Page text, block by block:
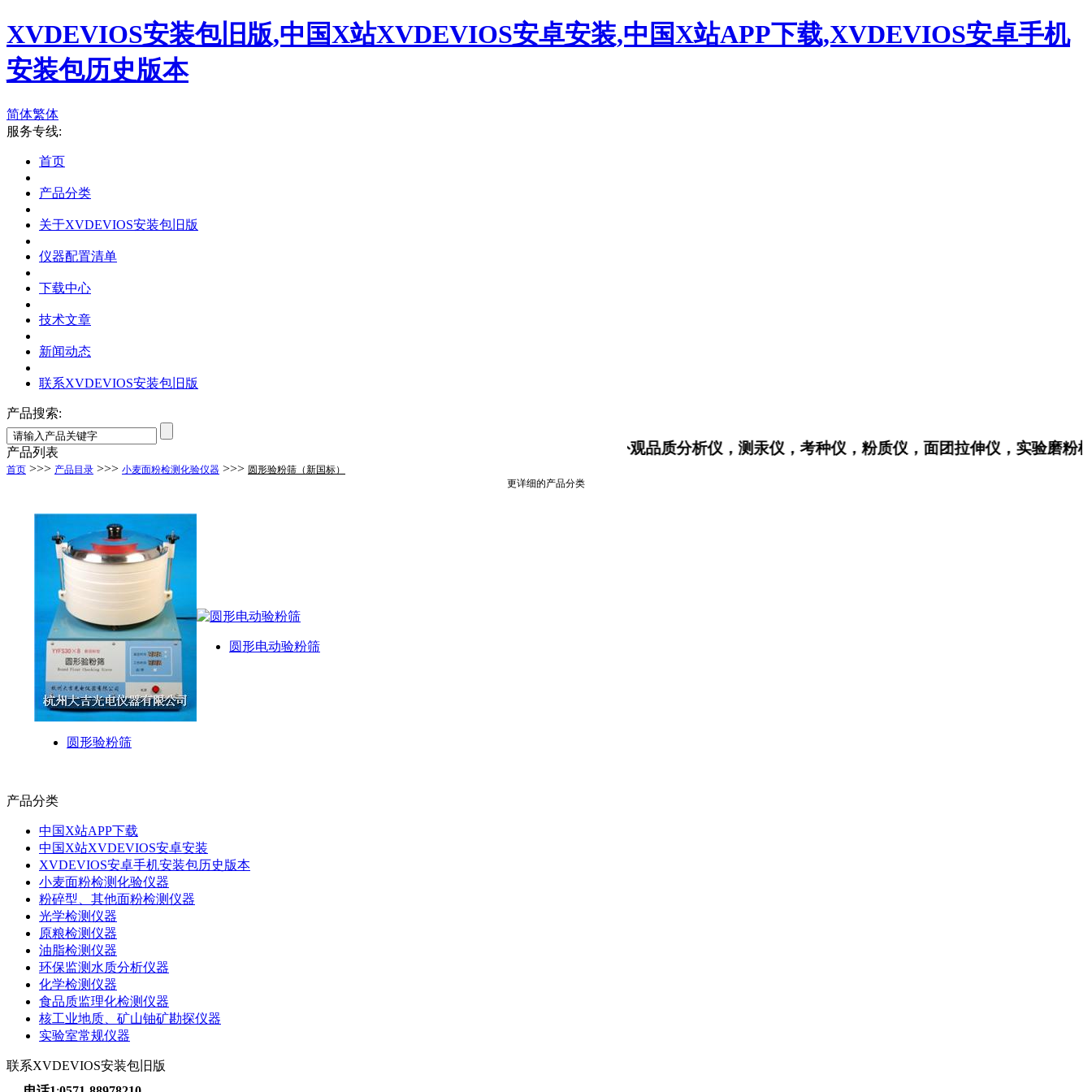
XVDEVIOS安装包旧版,中国X站XVDEVIOS安卓安装,中国X站APP下载,XVDEVIOS安卓手机
安装包历史版本
简体繁体
服务专线:
首页
产品分类
关于XVDEVIOS安装包旧版
仪器配置清单
下载中心
技术文章
新闻动态
联系XVDEVIOS安装包旧版
产品搜索:
大米食味计，大米外观品质分析仪，测汞仪，考种仪，粉质仪，面团拉伸仪，实验磨粉机
产品列表
首页 >>> 产品目录 >>> 小麦面粉检测化验仪器 >>> 圆形验粉筛（新国标）
更详细的产品分类
圆形验粉筛
圆形电动验粉筛
产品分类
中国X站APP下载
中国X站XVDEVIOS安卓安装
XVDEVIOS安卓手机安装包历史版本
小麦面粉检测化验仪器
粉碎型、其他面粉检测仪器
光学检测仪器
原粮检测仪器
油脂检测仪器
环保监测水质分析仪器
化学检测仪器
食品质监理化检测仪器
核工业地质、矿山铀矿勘探仪器
实验室常规仪器
联系XVDEVIOS安装包旧版